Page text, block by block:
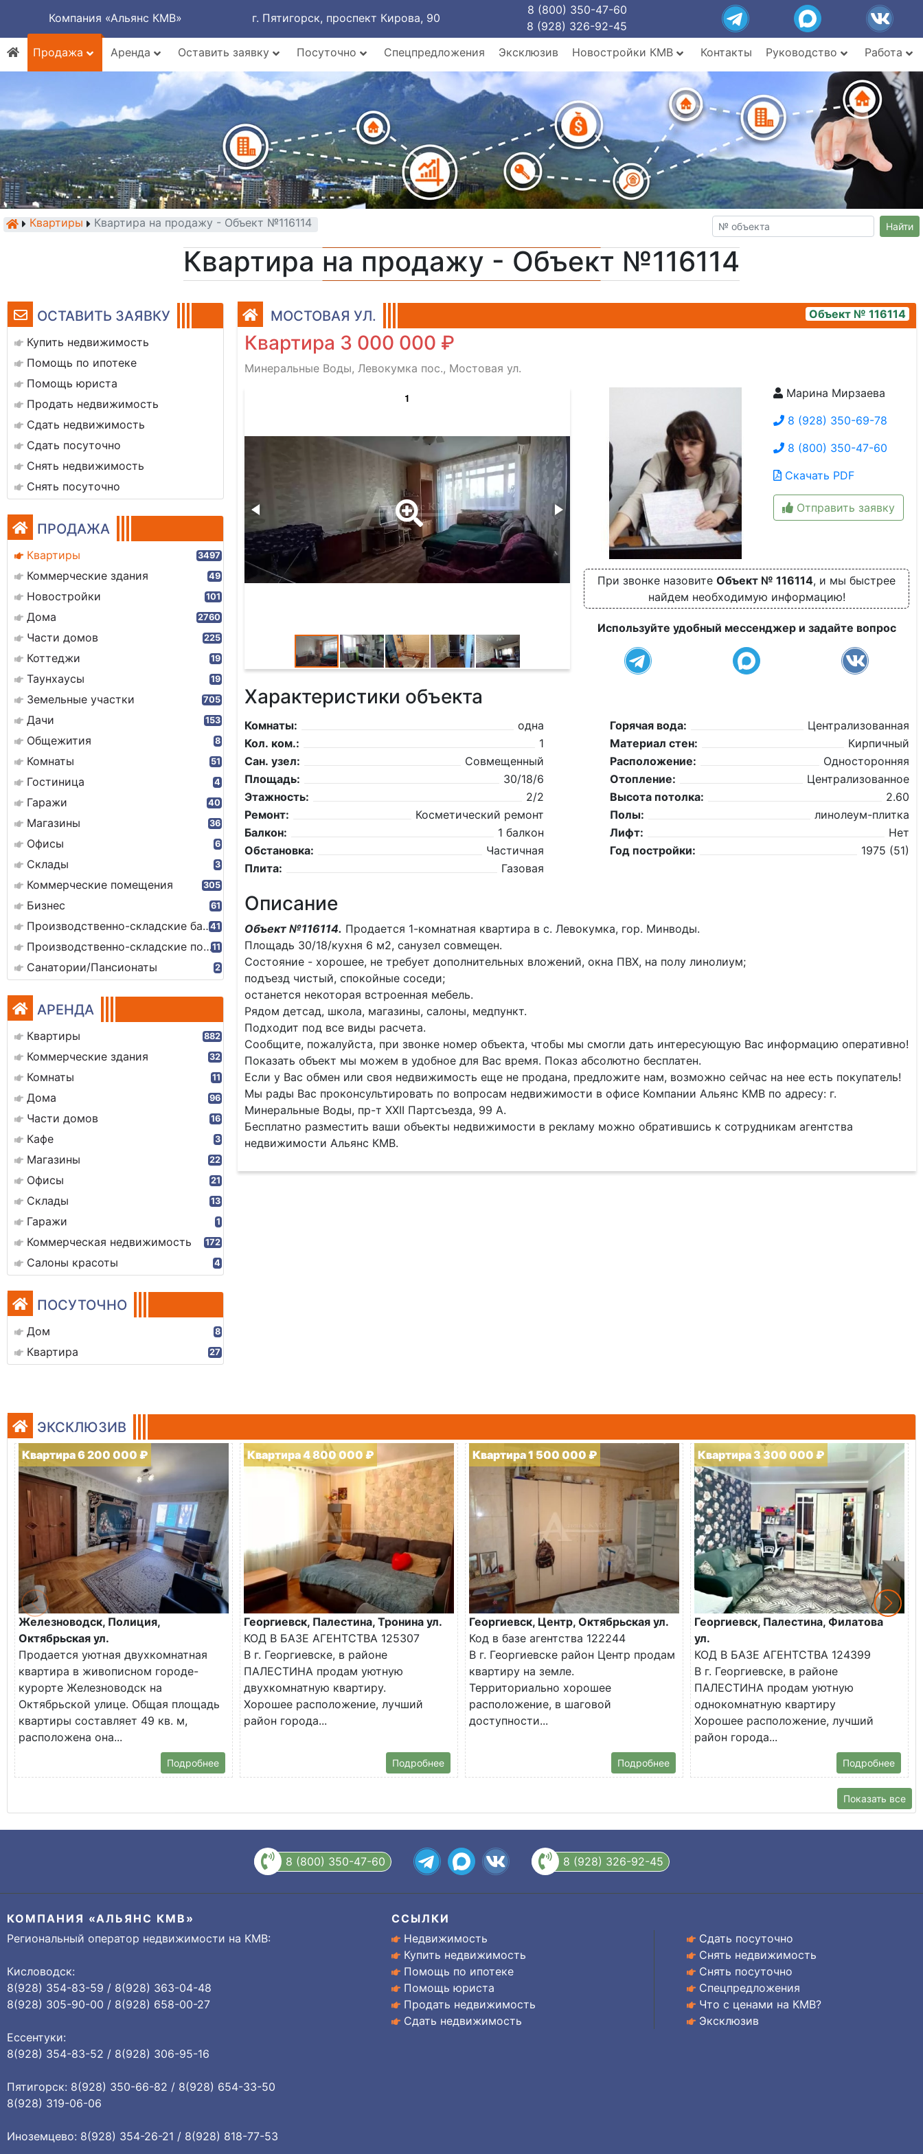
Компания «Альянс КМВ» г. Пятигорск, проспект Кирова, 90
8 (800) 350-47-60
8 (928) 326-92-45
Продажа
Аренда Оставить заявку Посуточно Спецпредложения Эксклюзив Новостройки КМВ Контакты Руководство Работа
Квартиры Квартира на продажу - Объект №116114 Найти
Квартира на продажу - Объект №116114
ОСТАВИТЬ ЗАЯВКУ
Купить недвижимость
Помощь по ипотеке
Помощь юриста
Продать недвижимость
Сдать недвижимость
Сдать посуточно
Снять недвижимость
Снять посуточно
ПРОДАЖА
Квартиры 3497
Коммерческие здания 49
Новостройки 101
Дома 2760
Части домов 225
Коттеджи 19
Таунхаусы 19
Земельные участки 705
Дачи 153
Общежития 8
Комнаты 51
Гостиница 4
Гаражи 40
Магазины 36
Офисы 6
Склады 3
Коммерческие помещения 305
Бизнес 61
Производственно-складские базы41
Производственно-складские помещения11
Санатории/Пансионаты 2
АРЕНДА
Квартиры 882
Коммерческие здания 32
Комнаты 11
Дома 96
Части домов 16
Кафе 3
Магазины 22
Офисы 21
Склады 13
Гаражи 1
Коммерческая недвижимость 172
Салоны красоты 4
ПОСУТОЧНО
Дом 8
Квартира 27
МОСТОВАЯ УЛ. Объект № 116114
Квартира 3 000 000 ₽
Минеральные Воды, Левокумка пос., Мостовая ул.
1
0af0-46c8-9caa-b95519604592
Марина Мирзаева
8 (928) 350-69-78
8 (800) 350-47-60
Скачать PDF
Отправить заявку
При звонке назовите Объект № 116114, и мы быстрее
найдем необходимую информацию!
Используйте удобный мессенджер и задайте вопрос
Характеристики объекта
Комнаты:
одна
Кол. ком.:
1
Сан. узел:
Совмещенный
Площадь:
30/18/6
Этажность:
2/2
Ремонт:
Косметический ремонт
Балкон:
1 балкон
Обстановка:
Частичная
Плита:
Газовая
Горячая вода:
Централизованная
Материал стен:
Кирпичный
Расположение:
Односторонняя
Отопление:
Централизованное
Высота потолка:
2.60
Полы:
линолеум-плитка
Лифт:
Нет
Год постройки:
1975 (51)
Описание
Объект №116114. Продается 1-комнатная квартира в с. Левокумка, гор. Минводы.
Площадь 30/18/кухня 6 м2, санузел совмещен.
Состояние - хорошее, не требует дополнительных вложений, окна ПВХ, на полу линолиум;
подъезд чистый, спокойные соседи;
останется некоторая встроенная мебель.
Рядом детсад, школа, магазины, салоны, медпункт.
Подходит под все виды расчета.
Сообщите, пожалуйста, при звонке номер объекта, чтобы мы смогли дать интересующую Вас информацию оперативно!
Показать объект мы можем в удобное для Вас время. Показ абсолютно бесплатен.
Если у Вас обмен или своя недвижимость еще не продана, предложите нам, возможно сейчас на нее есть покупатель!
Мы рады Вас проконсультировать по вопросам недвижимости в офисе Компании Альянс КМВ по адресу: г.
Минеральные Воды, пр-т XXII Партсъезда, 99 А.
Бесплатно разместить ваши объекты недвижимости в рекламу можно обратившись к сотрудникам агентства
недвижимости Альянс КМВ.
ЭКСКЛЮЗИВ
Квартира 6 200 000 ₽
Железноводск, Полиция,
Октябрьская ул.
Продается уютная двухкомнатная
квартира в живописном городе-
курорте Железноводск на
Октябрьской улице. Общая площадь
квартиры составляет 49 кв. м,
расположена она...
Подробнее
Квартира 4 800 000 ₽
Георгиевск, Палестина, Тронина ул.
КОД В БАЗЕ АГЕНТСТВА 125307
В г. Георгиевске, в районе
ПАЛЕСТИНА продам уютную
двухкомнатную квартиру.
Хорошее расположение, лучший
район города...
Подробнее
Квартира 1 500 000 ₽
Георгиевск, Центр, Октябрьская ул.
Код в базе агентства 122244
В г. Георгиевске район Центр продам
квартиру на земле.
Территориально хорошее
расположение, в шаговой
доступности...
Подробнее
Квартира 3 300 000 ₽
Георгиевск, Палестина, Филатова
ул.
КОД В БАЗЕ АГЕНТСТВА 124399
В г. Георгиевске, в районе
ПАЛЕСТИНА продам уютную
однокомнатную квартиру
Хорошее расположение, лучший
район города...
Подробнее
Показать все
8 (800) 350-47-60 8 (928) 326-92-45
КОМПАНИЯ «АЛЬЯНС КМВ»
Региональный оператор недвижимости на КМВ:
Кисловодск:
8(928) 354-83-59 / 8(928) 363-04-48
8(928) 305-90-00 / 8(928) 658-00-27
Ессентуки:
8(928) 354-83-52 / 8(928) 306-95-16
Пятигорск: 8(928) 350-66-82 / 8(928) 654-33-50
8(928) 319-06-06
Иноземцево: 8(928) 354-26-21 / 8(928) 818-77-53
ССЫЛКИ
Недвижимость
Купить недвижимость
Помощь по ипотеке
Помощь юриста
Продать недвижимость
Сдать недвижимость
Сдать посуточно
Снять недвижимость
Снять посуточно
Спецпредложения
Что с ценами на КМВ?
Эксклюзив